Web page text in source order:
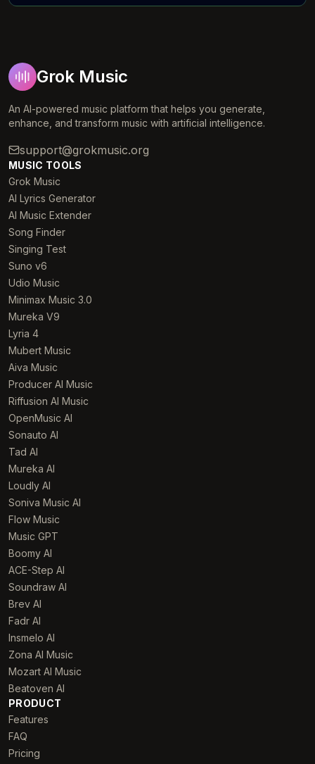
Grok Music
An AI-powered music platform that helps you generate,
enhance, and transform music with artificial intelligence.
support@grokmusic.org
MUSIC TOOLS
Grok Music
AI Lyrics Generator
AI Music Extender
Song Finder
Singing Test
Suno v6
Udio Music
Minimax Music 3.0
Mureka V9
Lyria 4
Mubert Music
Aiva Music
Producer AI Music
Riffusion AI Music
OpenMusic AI
Sonauto AI
Tad AI
Mureka AI
Loudly AI
Soniva Music AI
Flow Music
Music GPT
Boomy AI
ACE-Step AI
Soundraw AI
Brev AI
Fadr AI
Insmelo AI
Zona AI Music
Mozart AI Music
Beatoven AI
PRODUCT
Features
FAQ
Pricing